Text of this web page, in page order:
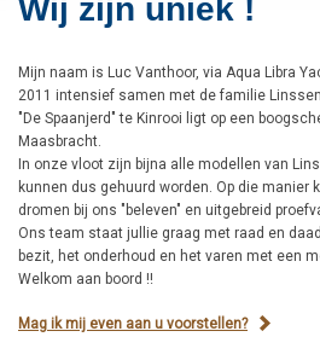
Wij zijn uniek !
Mijn naam is Luc Vanthoor, via Aqua Libra
2011 intensief samen met de familie
"De Spaanjerd" te Kinrooi ligt op een
Maasbracht.
In onze vloot zijn bijna alle modellen van
kunnen dus gehuurd worden. Op die manier
dromen bij ons "beleven" en uitgebreid
Ons team staat jullie graag met raad en
bezit, het onderhoud en het varen met een
Welkom aan boord !!
Mag ik mij even aan u voorstellen?